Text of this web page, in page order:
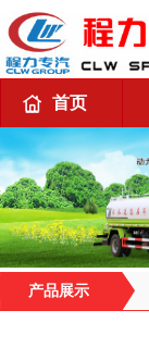
首页
产品展示